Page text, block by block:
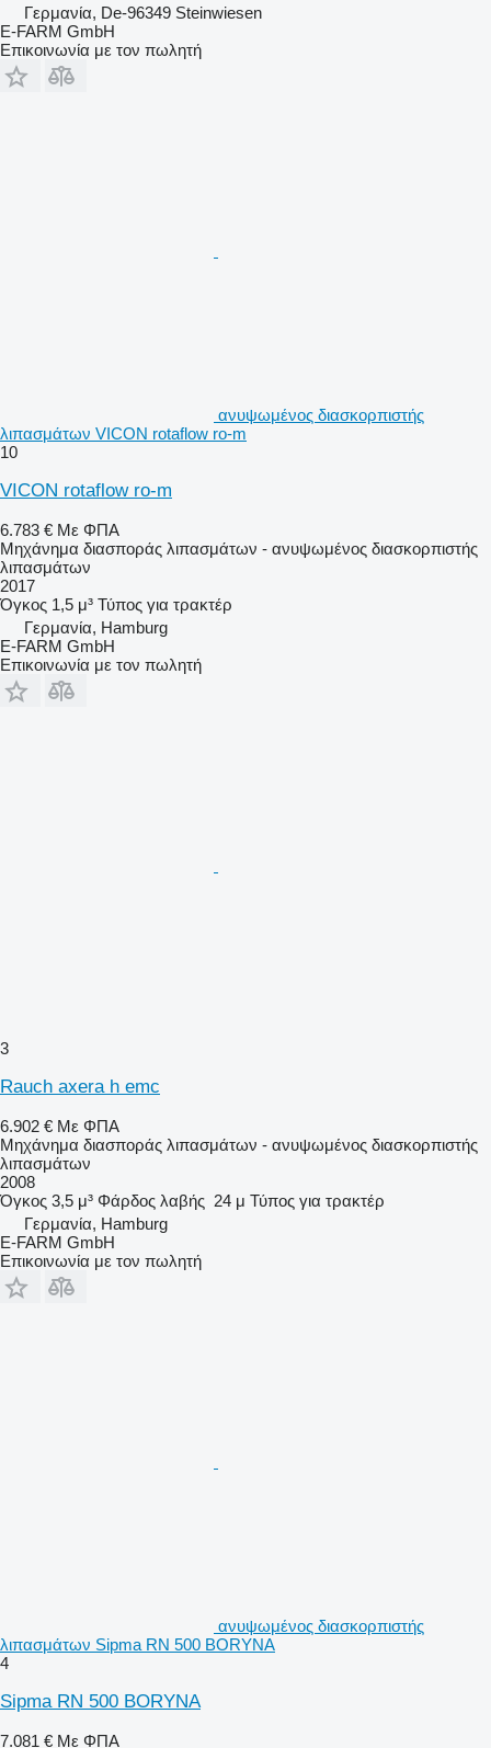
Γερμανία, De-96349 Steinwiesen
E-FARM GmbH
Επικοινωνία με τον πωλητή
ανυψωμένος διασκορπιστής
λιπασμάτων VICON rotaflow ro-m
10
VICON rotaflow ro-m
6.783 € Με ΦΠΑ
Μηχάνημα διασποράς λιπασμάτων - ανυψωμένος διασκορπιστής
λιπασμάτων
2017
Όγκος 1,5 μ³ Τύπος για τρακτέρ
Γερμανία, Hamburg
E-FARM GmbH
Επικοινωνία με τον πωλητή
3
Rauch axera h emc
6.902 € Με ΦΠΑ
Μηχάνημα διασποράς λιπασμάτων - ανυψωμένος διασκορπιστής
λιπασμάτων
2008
Όγκος 3,5 μ³ Φάρδος λαβής 24 μ Τύπος για τρακτέρ
Γερμανία, Hamburg
E-FARM GmbH
Επικοινωνία με τον πωλητή
ανυψωμένος διασκορπιστής
λιπασμάτων Sipma RN 500 BORYNA
4
Sipma RN 500 BORYNA
7.081 € Με ΦΠΑ